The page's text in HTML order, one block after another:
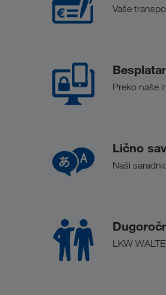
Vaše
Preko naše
Lično
Naši
LKW